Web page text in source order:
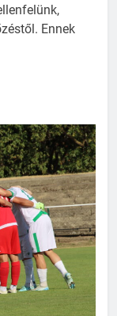
Ennek